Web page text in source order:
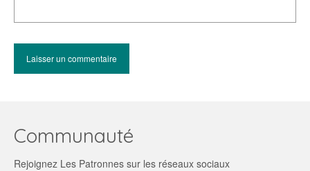
Communauté
Rejoignez Les Patronnes sur les réseaux sociaux